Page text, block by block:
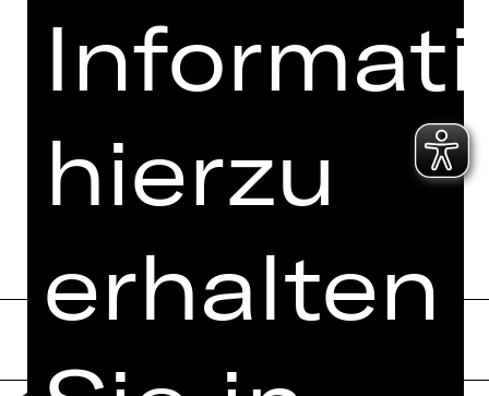
hierzu
erhalten